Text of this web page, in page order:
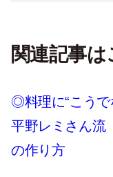
関連記事は
◎料理に“こうで
平野レミさん流
の作り方